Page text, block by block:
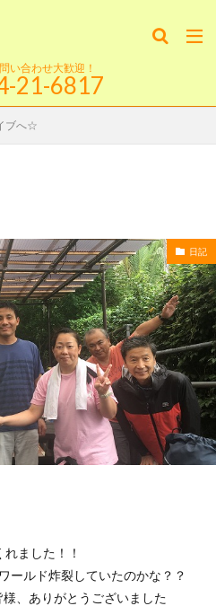
い合わせ大歓迎！
21-6817
ブへ☆
日記
ました！！
ールド炸裂していたのかな？？
、ありがとうございました